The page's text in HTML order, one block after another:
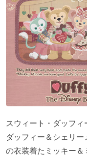
スウィート・ダッフ
ダッフィー＆シェリ
の衣装着たミッキー